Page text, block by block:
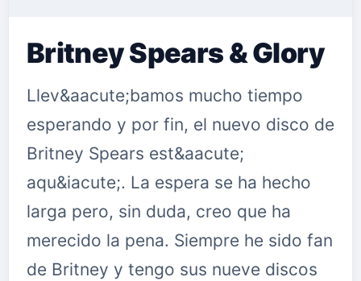
Britney Spears & Glory
Llev&aacute;bamos mucho tiempo
esperando y por fin, el nuevo disco de
Britney Spears est&aacute;
aqu&iacute;. La espera se ha hecho
larga pero, sin duda, creo que ha
merecido la pena. Siempre he sido fan
de Britney y tengo sus nueve discos